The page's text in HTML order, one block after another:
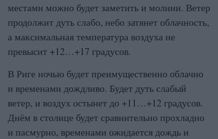
местами можно будет заметить и молнии. Ветер
продолжит дуть слабо, небо затянет облачность,
а максимальная температура воздуха не
превысит +12…+17 градусов.
В Риге ночью будет преимущественно облачно
и временами дождливо. Будет дуть слабый
ветер, и воздух остынет до +11…+12 градусов.
Днём в столице будет сравнительно прохладно
и пасмурно, временами ожидается дождь и